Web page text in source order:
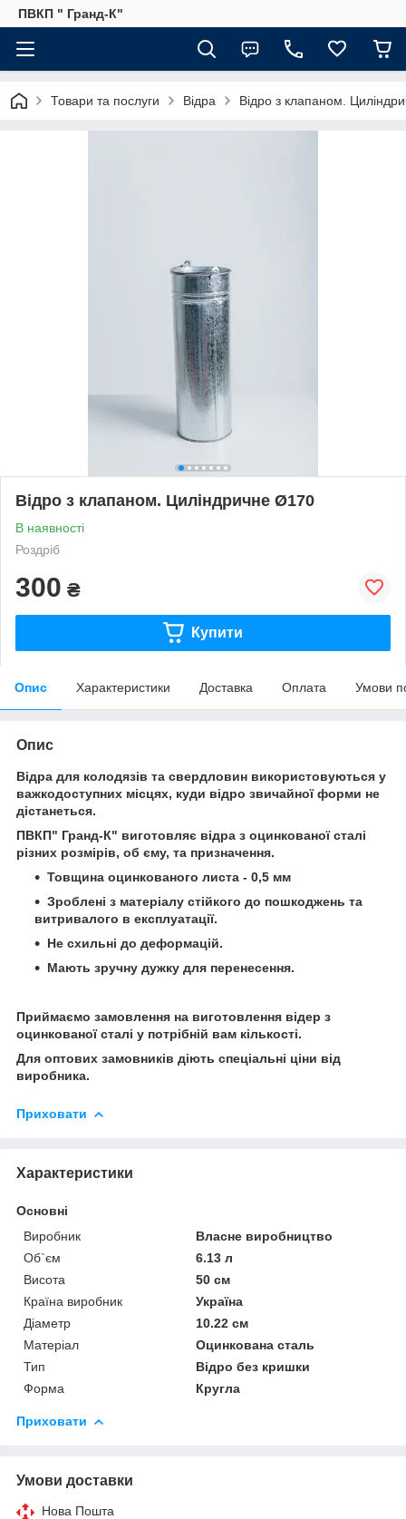
ПВКП " Гранд-К"
Товари та послуги Відра Відро з клапаном.
Відро з клапаном. Циліндричне Ø170
В наявності
Роздріб
300 ₴
Купити
Опис Характеристики Доставка Оплата Умови
Опис
Відра для колодязів та свердловин використовуються у
важкодоступних місцях, куди відро звичайної форми не
дістанеться.
ПВКП" Гранд-К" виготовляє відра з оцинкованої сталі
різних розмірів, об єму, та призначення.
Товщина оцинкованого листа - 0,5 мм
Зроблені з матеріалу стійкого до пошкоджень та
витривалого в експлуатації.
Не схильні до деформацій.
Мають зручну дужку для перенесення.
Приймаємо замовлення на виготовлення відер з
оцинкованої сталі у потрібній вам кількості.
Для оптових замовників діють спеціальні ціни від
виробника.
Приховати
Характеристики
Основні
Виробник
Власне виробництво
Об`єм
6.13 л
Висота
50 см
Країна виробник
Україна
Діаметр
10.22 см
Матеріал
Оцинкована сталь
Тип
Відро без кришки
Форма
Кругла
Приховати
Умови доставки
Нова Пошта